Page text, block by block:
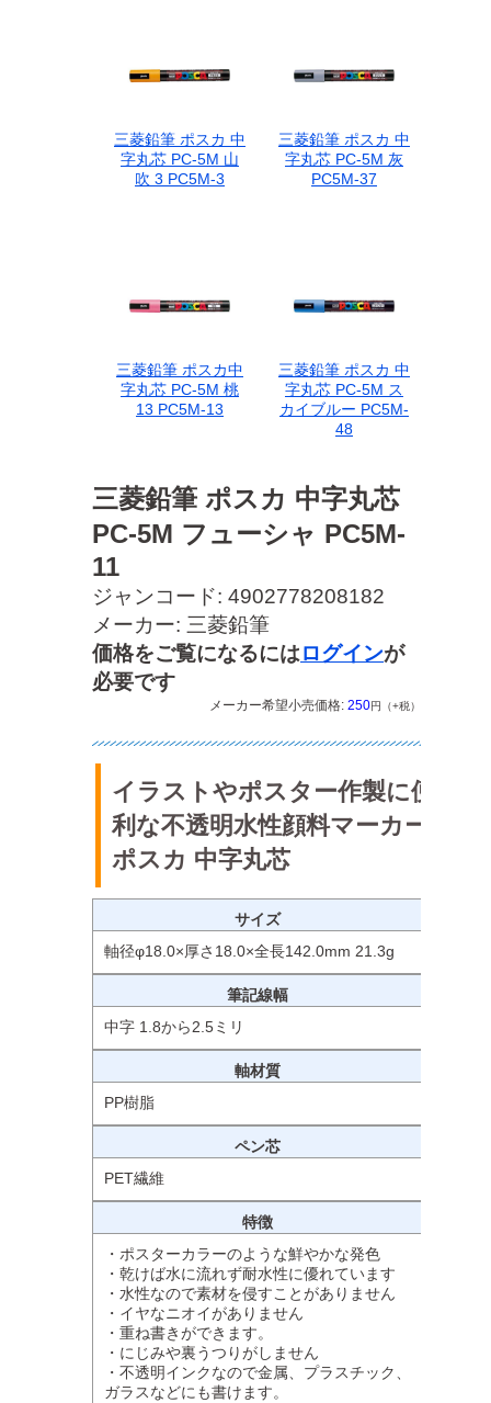
三菱鉛筆 ポスカ 中字丸芯
PC-5M フューシャ PC5M-
11
ジャンコード: 4902778208182
メーカー: 三菱鉛筆
価格をご覧になるにはログインが
必要です
メーカー希望小売価格: 250円（+税）
イラストやポスター作製に便
利な不透明水性顔料マーカー
ポスカ 中字丸芯
サイズ
軸径φ18.0×厚さ18.0×全長142.0mm 21.3g
筆記線幅
中字 1.8から2.5ミリ
軸材質
PP樹脂
ペン芯
PET繊維
特徴
・ポスターカラーのような鮮やかな発色
・乾けば水に流れず耐水性に優れています
・水性なので素材を侵すことがありません
・イヤなニオイがありません
・重ね書きができます。
・にじみや裏うつりがしません
・不透明インクなので金属、プラスチック、
ガラスなどにも書けます。
三菱鉛筆 ポスカ 中
字丸芯 PC-5M 山
吹 3 PC5M-3
三菱鉛筆 ポスカ 中
字丸芯 PC-5M 灰
PC5M-37
三菱鉛筆 ポスカ中
字丸芯 PC-5M 桃
13 PC5M-13
三菱鉛筆 ポスカ 中
字丸芯 PC-5M ス
カイブルー PC5M-
48